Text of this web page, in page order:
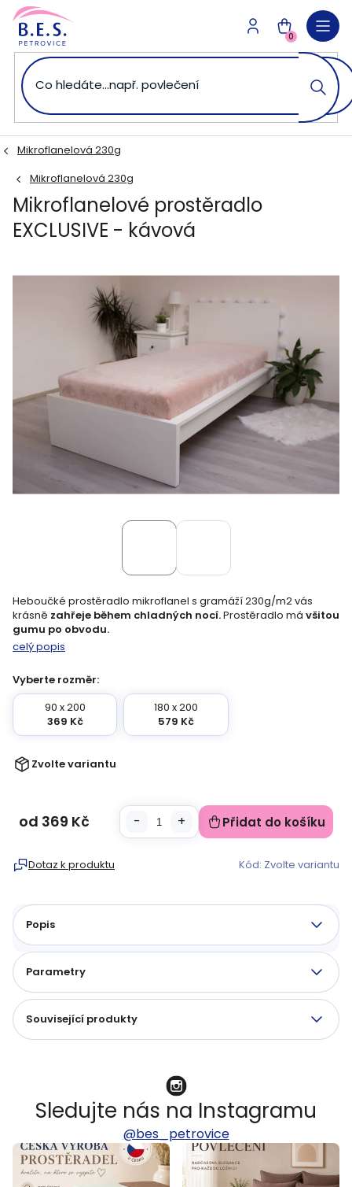
Přejít
obsah
NÁKUPNÍ
KOŠÍK
0
Mikroflanelová 230g
Mikroflanelová 230g
Mikroflanelové prostěradlo
EXCLUSIVE - kávová
Zvolte variantu
Vyberte rozměr:
90 x 200
369 Kč
180 x 200
579 Kč
Heboučké prostěradlo mikroflanel s gramáží 230g/m2 vás
krásně zahřeje během chladných nocí.Prostěradlo má všitou
gumu po obvodu.
celý popis
Dotaz k produktu Kód: Zvolte variantu
od 369 Kč Přidat do košíku
Popis
Parametry
Související produkty
Sledujte nás na Instagramu
@bes_petrovice